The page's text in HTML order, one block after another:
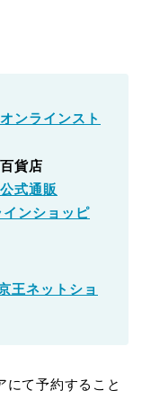
ンラインスト
貨店
式通販
ンショッピ
王ネットショ
にて予約すること